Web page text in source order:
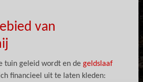
van
tuin geleid wordt en de geldslaaf
financieel uit te laten kleden: